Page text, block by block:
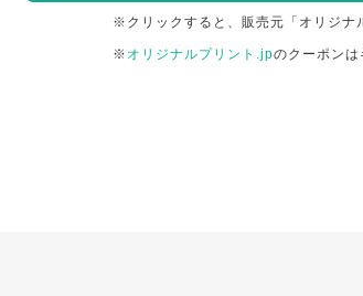
※クリックすると、販売元「オリジナ
※ オリジナルプリント.jpのクーポンは